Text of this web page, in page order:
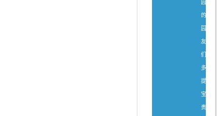
园
的
园
友
们
多
提
宝
贵